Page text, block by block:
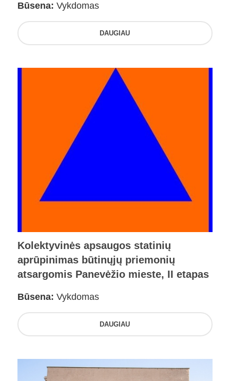
Būsena: Vykdomas
DAUGIAU
Kolektyvinės apsaugos statinių
aprūpinimas būtinųjų priemonių
atsargomis Panevėžio mieste, II etapas
Būsena: Vykdomas
DAUGIAU